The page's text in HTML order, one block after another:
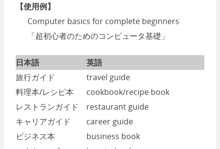
【使用例】
Computer basics for complete beginners
「超初心者のためのコンピュータ基礎」
日本語
英語
旅行ガイド
travel guide
料理本/レシピ本
cookbook/recipe book
レストランガイド
restaurant guide
キャリアガイド
career guide
ビジネス本
business book